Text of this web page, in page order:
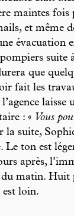
maintes fois
et même
évacuation
suite
que
fait les
laisse
: « Vous
la suite,
Le ton est
après,
matin. Huit
est loin.